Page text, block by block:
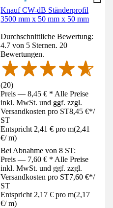
Knauf CW-dB Ständerprofil
3500 mm x 50 mm x 50 mm
Durchschnittliche Bewertung:
4.7 von 5 Sternen. 20
Bewertungen.
(20)
Preis — 8,45 € * Alle Preise
inkl. MwSt. und ggf. zzgl.
Versandkosten pro ST8,45 €*/
ST
Entspricht 2,41 € pro m(2,41
€/ m)
Bei Abnahme von 8 ST:
Preis — 7,60 € * Alle Preise
inkl. MwSt. und ggf. zzgl.
Versandkosten pro ST7,60 €*/
ST
Entspricht 2,17 € pro m(2,17
€/ m)